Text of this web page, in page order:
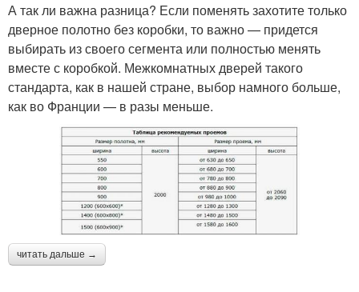
А так ли важна разница? Если поменять захотите только
дверное полотно без коробки, то важно — придется
выбирать из своего сегмента или полностью менять
вместе с коробкой. Межкомнатных дверей такого
стандарта, как в нашей стране, выбор намного больше,
как во Франции — в разы меньше.
читать дальше →